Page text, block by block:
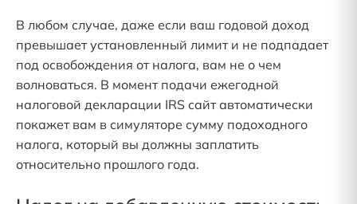
В любом случае, даже если ваш годовой доход
превышает установленный лимит и не подпадает
под освобождения от налога, вам не о чем
волноваться. В момент подачи ежегодной
налоговой декларации IRS сайт автоматически
покажет вам в симуляторе сумму подоходного
налога, который вы должны заплатить
относительно прошлого года.